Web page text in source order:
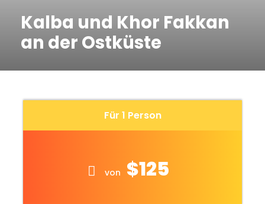
Kalba und Khor Fakkan
an der Ostküste
Für 1 Person
von $125